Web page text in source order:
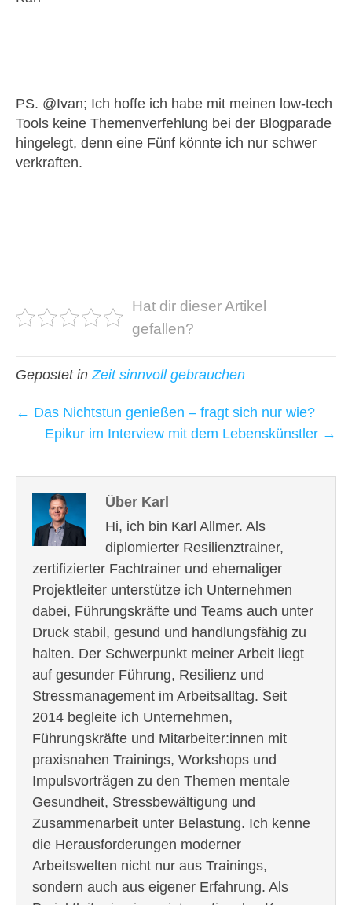
PS. @Ivan; Ich hoffe ich habe mit meinen low-tech
Tools keine Themenverfehlung bei der Blogparade
hingelegt, denn eine Fünf könnte ich nur schwer
verkraften.
Hat dir dieser Artikel
gefallen?
Gepostet inZeit sinnvoll gebrauchen
← Das Nichtstun genießen – fragt sich nur wie?
Epikur im Interview mit dem Lebenskünstler →
Über Karl
Hi, ich bin Karl Allmer. Als
diplomierter Resilienztrainer,
zertifizierter Fachtrainer und ehemaliger
Projektleiter unterstütze ich Unternehmen
dabei, Führungskräfte und Teams auch unter
Druck stabil, gesund und handlungsfähig zu
halten. Der Schwerpunkt meiner Arbeit liegt
auf gesunder Führung, Resilienz und
Stressmanagement im Arbeitsalltag. Seit
2014 begleite ich Unternehmen,
Führungskräfte und Mitarbeiter:innen mit
praxisnahen Trainings, Workshops und
Impulsvorträgen zu den Themen mentale
Gesundheit, Stressbewältigung und
Zusammenarbeit unter Belastung. Ich kenne
die Herausforderungen moderner
Arbeitswelten nicht nur aus Trainings,
sondern auch aus eigener Erfahrung. Als